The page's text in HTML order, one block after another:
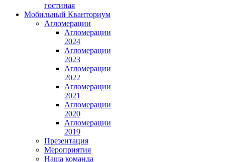
гостиная
Мобильный Кванториум
Агломерации
Агломерации
2024
Агломерации
2023
Агломерации
2022
Агломерации
2021
Агломерации
2020
Агломерации
2019
Презентация
Мероприятия
Наша команда